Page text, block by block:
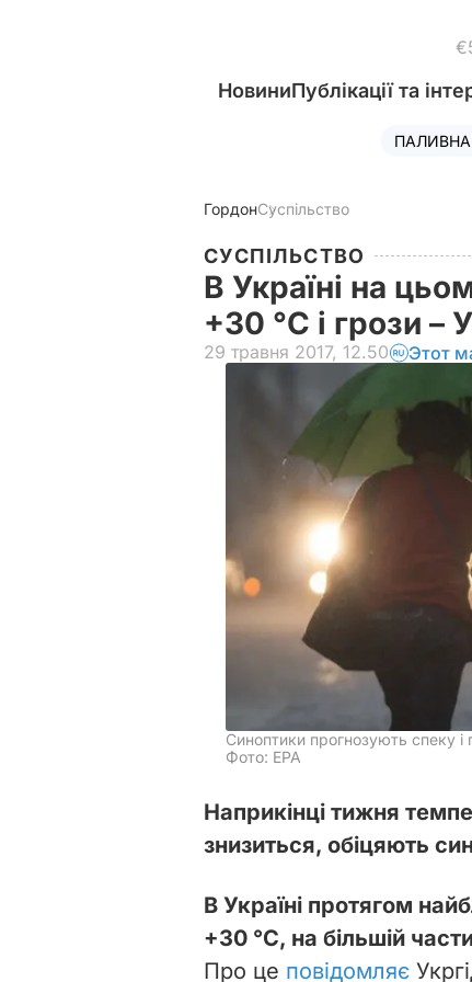
НовиниПублікації та
ГордонСуспільство
СУСПІЛЬСТВО
В Україні на
+30 °С і грози –
29 травня 2017, 12.50 Этот
Синоптики прогнозують спеку і
Фото: ЕРА
Наприкінці тижня
знизиться, обіцяють
В Україні протягом
+30 °С, на більшій
Про це повідомляє